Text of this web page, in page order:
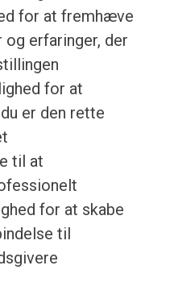
for at fremhæve
erfaringer, der
for at
er den rette
til at
for at skabe
til